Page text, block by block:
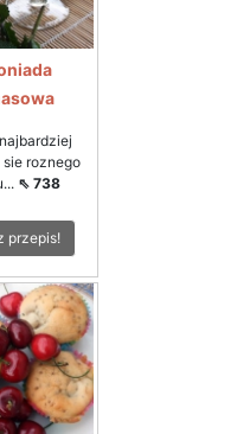
roznego
⇖ 738
przepis!